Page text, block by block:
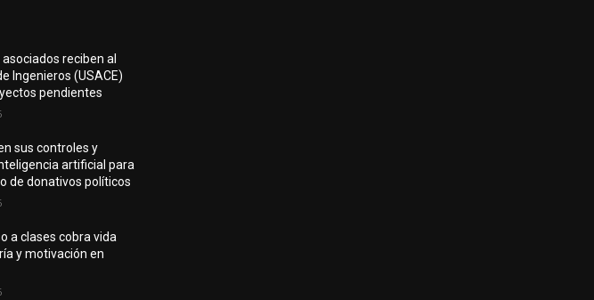
reciben al
Ingenieros (USACE)
pendientes
sus controles y
artificial para
de donativos políticos
a clases cobra vida
y motivación en